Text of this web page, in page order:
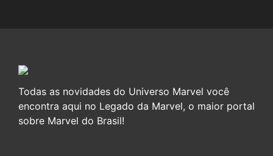
Todas as novidades do Universo Marvel você
encontra aqui no Legado da Marvel, o maior portal
sobre Marvel do Brasil!